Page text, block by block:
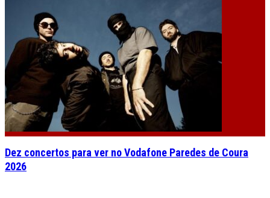
Dez concertos para ver no Vodafone Paredes de Coura
2026